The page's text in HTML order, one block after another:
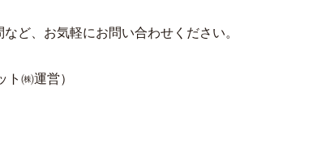
ど、お気軽にお問い合わせください。
㈱運営）